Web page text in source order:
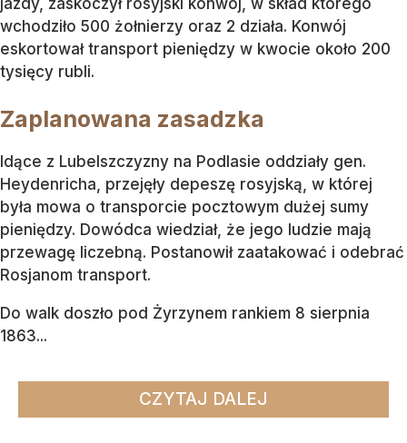
wchodziło 500 żołnierzy oraz 2 działa. Konwój
eskortował transport pieniędzy w kwocie około 200
tysięcy rubli.
Zaplanowana zasadzka
Idące z Lubelszczyzny na Podlasie oddziały gen.
Heydenricha, przejęły depeszę rosyjską, w której
była mowa o transporcie pocztowym dużej sumy
pieniędzy. Dowódca wiedział, że jego ludzie mają
przewagę liczebną. Postanowił zaatakować i odebrać
Rosjanom transport.
Do walk doszło pod Żyrzynem rankiem 8 sierpnia
1863...
CZYTAJ DALEJ